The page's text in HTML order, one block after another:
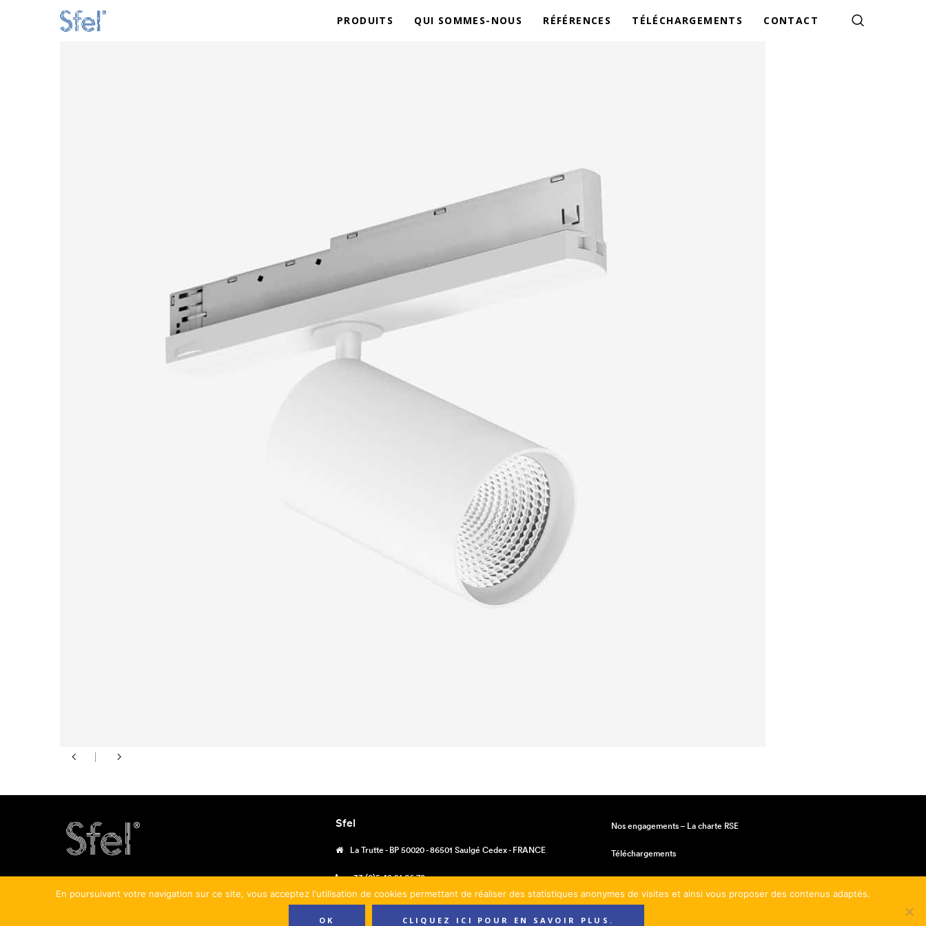
PRODUITS QUI SOMMES-NOUS RÉFÉRENCES TÉLÉCHARGEMENTS CONTACT
Sfel
La Trutte - BP 50020 - 86501 Saulgé Cedex - FRANCE
+33 (0)5 49 91 06 78
contact@sfel.fr
Nos engagements – La charte RSE
Téléchargements
Conditions générales de vente
En poursuivant votre navigation sur ce site, vous acceptez l'utilisation de cookies permettant de réaliser des statistiques anonymes de visites et ainsi vous proposer des contenus adaptés.
OK CLIQUEZ ICI POUR EN SAVOIR PLUS.